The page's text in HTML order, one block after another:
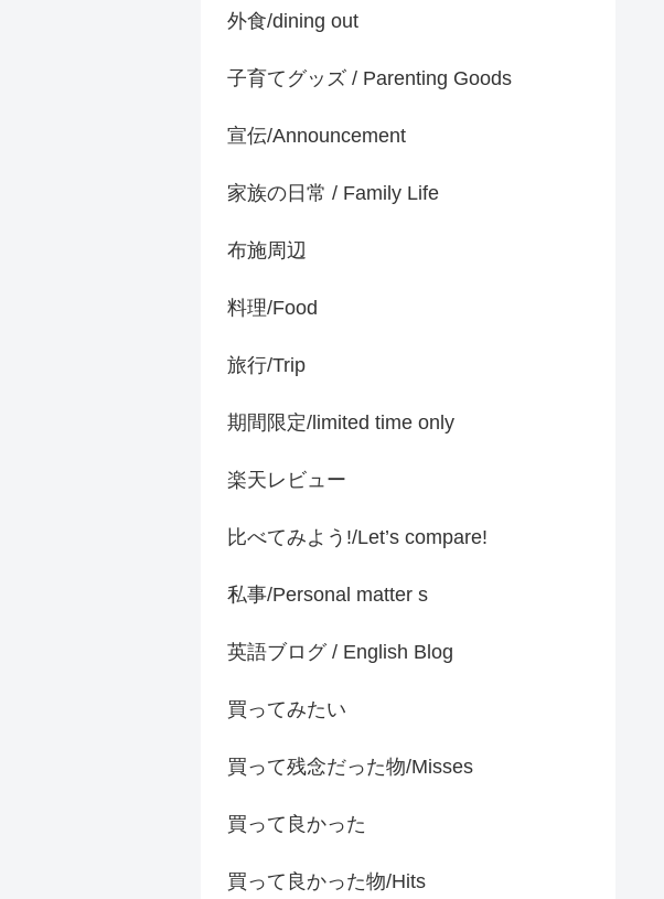
外食/dining out
子育てグッズ / Parenting Goods
宣伝/Announcement
家族の日常 / Family Life
布施周辺
料理/Food
旅行/Trip
期間限定/limited time only
楽天レビュー
比べてみよう!/Let’s compare!
私事/Personal matter s
英語ブログ / English Blog
買ってみたい
買って残念だった物/Misses
買って良かった
買って良かった物/Hits